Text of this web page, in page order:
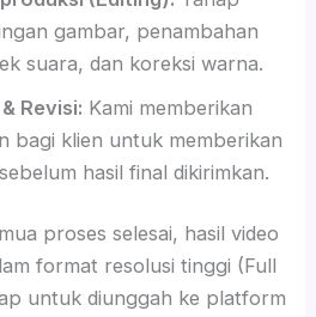
gambar, penambahan
suara, dan koreksi warna.
Revisi: Kami memberikan
bagi klien untuk memberikan
hasil final dikirimkan.
proses selesai, hasil video
format resolusi tinggi (Full
untuk diunggah ke platform